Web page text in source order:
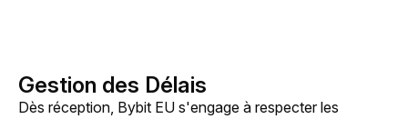
Gestion des Délais
Dès réception, Bybit EU s'engage à respecter les